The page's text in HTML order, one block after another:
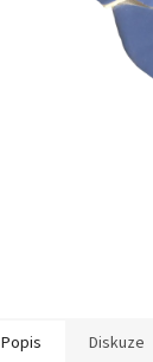
Popis Diskuze